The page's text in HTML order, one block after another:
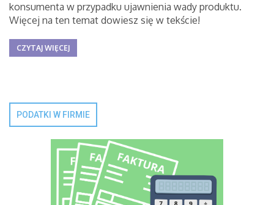
konsumenta w przypadku ujawnienia wady produktu.
Więcej na ten temat dowiesz się w tekście!
CZYTAJ WIĘCEJ
PODATKI W FIRMIE